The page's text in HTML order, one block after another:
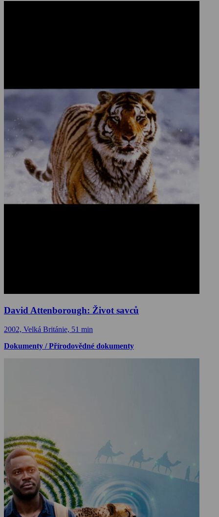
David Attenborough: Život savců
2002, Velká Británie, 51 min
Dokumenty / Přírodovědné dokumenty